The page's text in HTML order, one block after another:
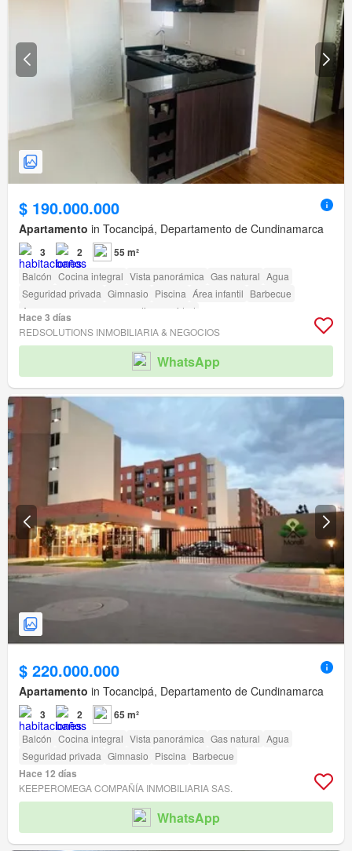
$ 190.000.000
Apartamento in Tocancipá, Departamento de Cundinamarca
3 2 55 m²
Balcón Cocina integral Vista panorámica Gas natural Agua
Seguridad privada Gimnasio Piscina Área infantil Barbecue
Acceso para personas con discapacidad
Hace 3 días
REDSOLUTIONS INMOBILIARIA & NEGOCIOS
WhatsApp
$ 220.000.000
Apartamento in Tocancipá, Departamento de Cundinamarca
3 2 65 m²
Balcón Cocina integral Vista panorámica Gas natural Agua
Seguridad privada Gimnasio Piscina Barbecue
Hace 12 días
KEEPEROMEGA COMPAÑÍA INMOBILIARIA SAS.
WhatsApp